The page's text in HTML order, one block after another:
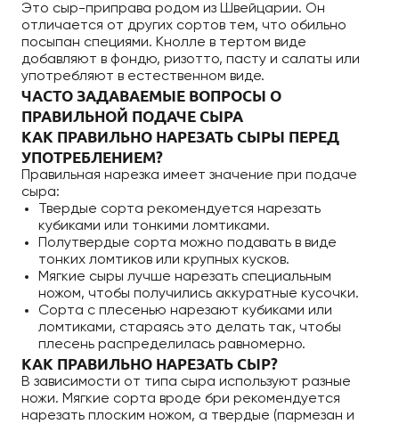
Это сыр-приправа родом из Швейцарии. Он
отличается от других сортов тем, что обильно
посыпан специями. Кнолле в тертом виде
добавляют в фондю, ризотто, пасту и салаты или
употребляют в естественном виде.
ЧАСТО ЗАДАВАЕМЫЕ ВОПРОСЫ О
ПРАВИЛЬНОЙ ПОДАЧЕ СЫРА
КАК ПРАВИЛЬНО НАРЕЗАТЬ СЫРЫ ПЕРЕД
УПОТРЕБЛЕНИЕМ?
Правильная нарезка имеет значение при подаче
сыра:
Твердые сорта рекомендуется нарезать
кубиками или тонкими ломтиками.
Полутвердые сорта можно подавать в виде
тонких ломтиков или крупных кусков.
Мягкие сыры лучше нарезать специальным
ножом, чтобы получились аккуратные кусочки.
Сорта с плесенью нарезают кубиками или
ломтиками, стараясь это делать так, чтобы
плесень распределилась равномерно.
КАК ПРАВИЛЬНО НАРЕЗАТЬ СЫР?
В зависимости от типа сыра используют разные
ножи. Мягкие сорта вроде бри рекомендуется
нарезать плоским ножом, а твердые (пармезан и